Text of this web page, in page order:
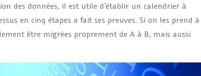
des données, il est utile d’établir un calendrier à
en cinq étapes a fait ses preuves. Si on les prend à
être migrées proprement de A à B, mais aussi